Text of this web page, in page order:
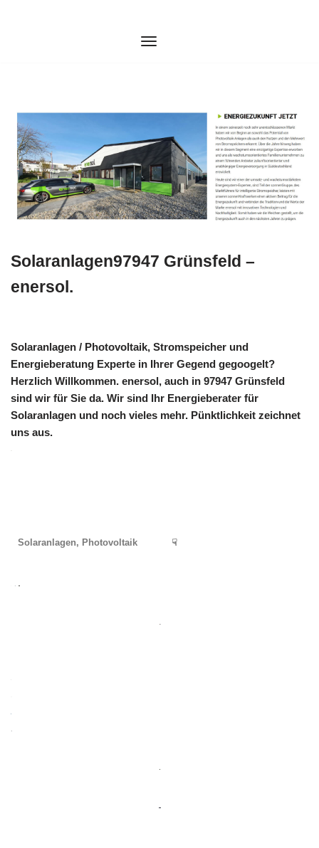
Solaranlagen97947 Grünsfeld –
enersol.
Solaranlagen / Photovoltaik, Stromspeicher und
Energieberatung Experte in Ihrer Gegend gegoogelt?
Herzlich Willkommen. enersol, auch in 97947 Grünsfeld
sind wir für Sie da. Wir sind Ihr Energieberater für
Solaranlagen und noch vieles mehr. Pünktlichkeit zeichnet
uns aus.
Solaranlagen, Photovoltaik ☟